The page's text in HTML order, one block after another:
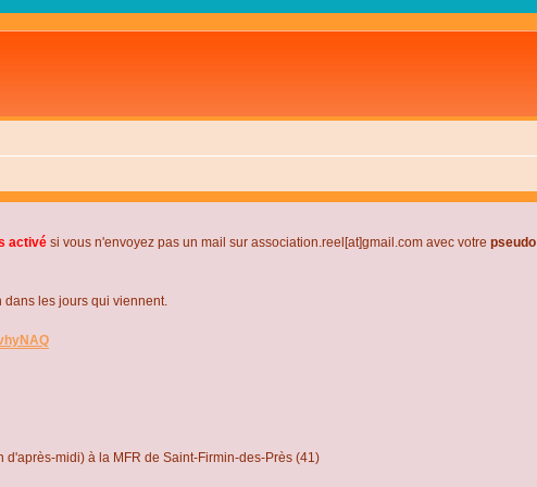
activé si vous n'envoyez pas un mail sur association.reel[at]gmail.com avec votre pseudo
les jours qui viennent.
midi) à la MFR de Saint-Firmin-des-Près (41)